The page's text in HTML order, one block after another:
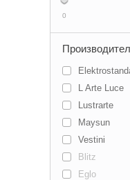
0
L Arte Luce
Lustrarte
Maysun
Vestini
Blitz
Eglo